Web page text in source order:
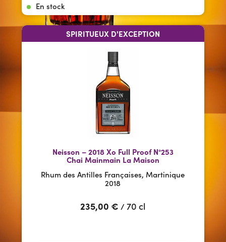
En stock
SPIRITUEUX D'EXCEPTION
Neisson – 2018 Xo Full Proof N°253
Chai Mainmain La Maison
Rhum des Antilles Françaises, Martinique
2018
235,00 € /70 cl